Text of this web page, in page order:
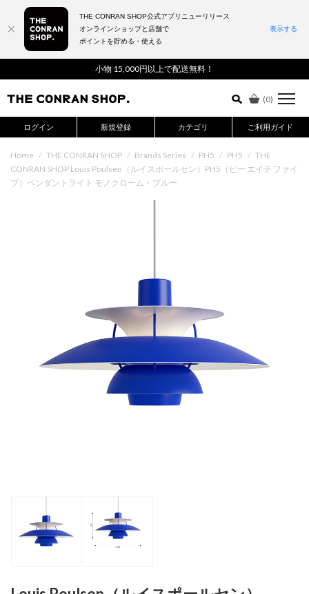
小物 15,000円以上で配送無料！
(0)
ログイン 新規登録 カテゴリ ご利用ガイド
詳細検索はこちら
Home / THE CONRAN SHOP / Brands Series / PH5 / PH5 / THE
CONRAN SHOP Louis Poulsen（ルイスポールセン）PH5（ピー エイチ ファイ
ブ）ペンダントライト モノクローム・ブルー
THE CONRAN SHOP公式アプリニューリリース
オンラインショップと店舗で
ポイントを貯める・使える
表示する